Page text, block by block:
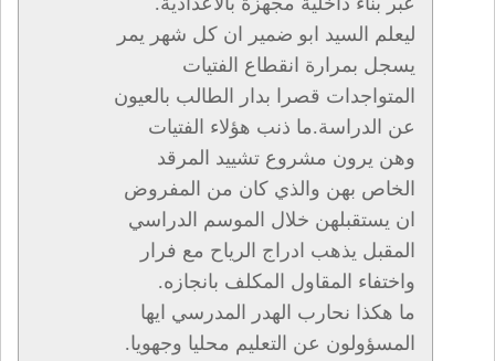
ليعلم السيد ابو ضمير ان كل شهر يمر
يسجل بمرارة انقطاع الفتيات
المتواجدات قصرا بدار الطالب بالعيون
عن الدراسة.ما ذنب هؤلاء الفتيات
وهن يرون مشروع تشييد المرقد
الخاص بهن والذي كان من المفروض
ان يستقبلهن خلال الموسم الدراسي
المقبل يذهب ادراج الرياح مع فرار
واختفاء المقاول المكلف بانجازه.
ما هكذا نحارب الهدر المدرسي ايها
المسؤولون عن التعليم محليا وجهويا.